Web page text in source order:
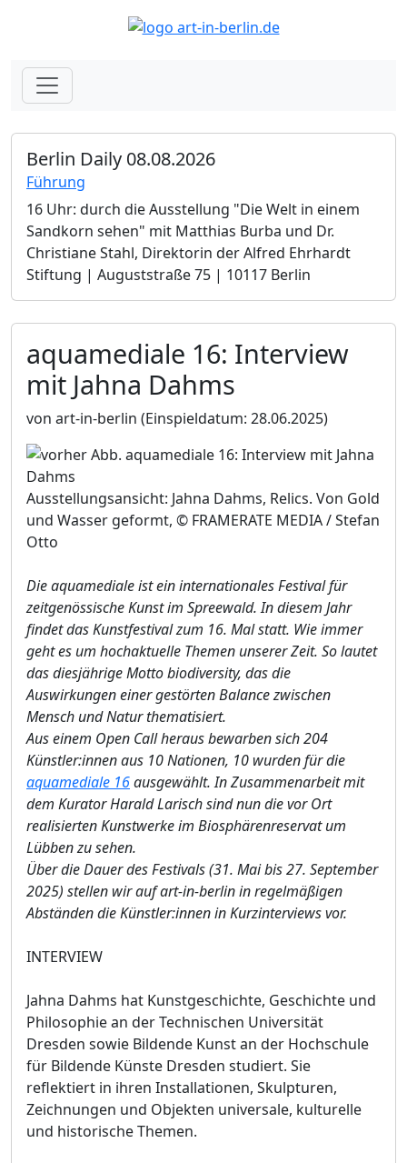
Berlin Daily 08.08.2026
Führung
16 Uhr: durch die Ausstellung "Die Welt in einem
Sandkorn sehen" mit Matthias Burba und Dr.
Christiane Stahl, Direktorin der Alfred Ehrhardt
Stiftung | Auguststraße 75 | 10117 Berlin
aquamediale 16: Interview
mit Jahna Dahms
von art-in-berlin (Einspieldatum: 28.06.2025)
Ausstellungsansicht: Jahna Dahms, Relics. Von Gold
und Wasser geformt, © FRAMERATE MEDIA / Stefan
Otto
Die aquamediale ist ein internationales Festival für
zeitgenössische Kunst im Spreewald. In diesem Jahr
findet das Kunstfestival zum 16. Mal statt. Wie immer
geht es um hochaktuelle Themen unserer Zeit. So lautet
das diesjährige Motto biodiversity, das die
Auswirkungen einer gestörten Balance zwischen
Mensch und Natur thematisiert.
Aus einem Open Call heraus bewarben sich 204
Künstler:innen aus 10 Nationen, 10 wurden für die
aquamediale 16ausgewählt. In Zusammenarbeit mit
dem Kurator Harald Larisch sind nun die vor Ort
realisierten Kunstwerke im Biosphärenreservat um
Lübben zu sehen.
Über die Dauer des Festivals (31. Mai bis 27. September
2025) stellen wir auf art-in-berlin in regelmäßigen
Abständen die Künstler:innen in Kurzinterviews vor.
INTERVIEW
Jahna Dahms hat Kunstgeschichte, Geschichte und
Philosophie an der Technischen Universität
Dresden sowie Bildende Kunst an der Hochschule
für Bildende Künste Dresden studiert. Sie
reflektiert in ihren Installationen, Skulpturen,
Zeichnungen und Objekten universale, kulturelle
und historische Themen.